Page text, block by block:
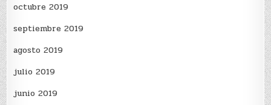
octubre 2019
septiembre 2019
agosto 2019
julio 2019
junio 2019